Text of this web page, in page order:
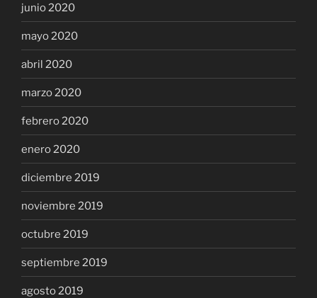
junio 2020
mayo 2020
abril 2020
marzo 2020
febrero 2020
enero 2020
diciembre 2019
noviembre 2019
octubre 2019
septiembre 2019
agosto 2019